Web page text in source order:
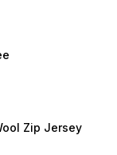
Zip Jersey